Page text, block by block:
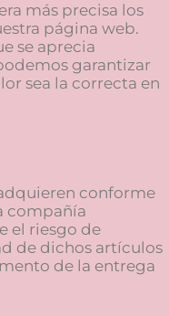
más precisa los
página web.
se aprecia
garantizar
sea la correcta en
conforme
compañía
el riesgo de
de dichos artículos
de la entrega